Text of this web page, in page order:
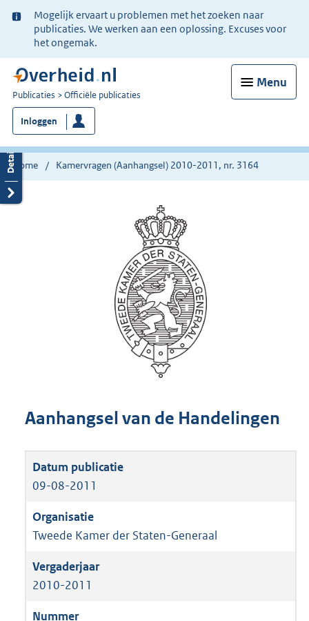
Ter
informatie:
Mogelijk ervaart u problemen met het zoeken naar
publicaties. We werken aan een oplossing. Excuses voor
het ongemak.
Menu
U
bent
nu
hier:
Publicaties Officiële publicaties
Inloggen
Home Kamervragen (Aanhangsel) 2010-2011, nr. 3164
Aanhangsel van de Handelingen
09-08-2011
Tweede Kamer der Staten-Generaal
2010-2011